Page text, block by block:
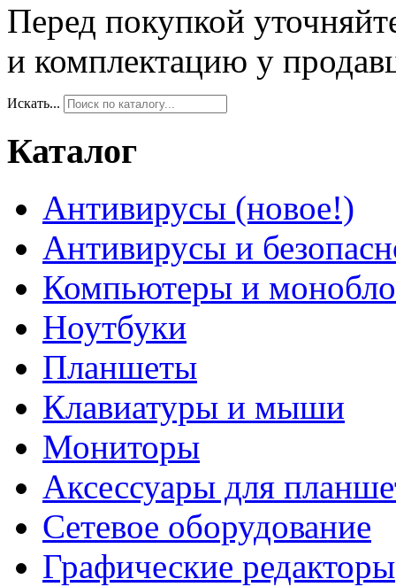
Перед покупкой
и комплектацию у
Искать...
Каталог
Антивирусы (новое!)
Антивирусы и
Компьютеры и
Ноутбуки
Планшеты
Клавиатуры и мыши
Мониторы
Аксессуары для
Сетевое оборудование
Графические редакторы